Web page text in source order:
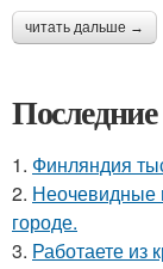
читать дальше →
1. Финляндия
2. Неочевидные
городе.
3. Работаете из